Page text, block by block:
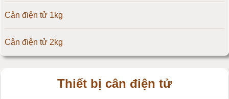
Cân điện tử Amcells
Đầu cân điện tử Flintec
Cân điện tử 1kg
Cân điện tử 2kg
Thiết bị cân điện tử